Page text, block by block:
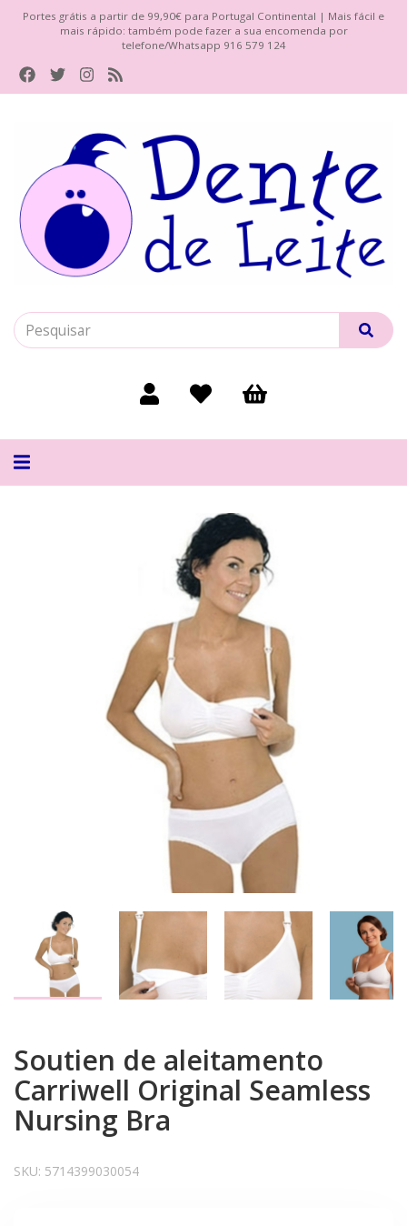
Portes grátis a partir de 99,90€ para Portugal Continental | Mais fácil e
mais rápido: também pode fazer a sua encomenda por
telefone/Whatsapp 916 579 124
Alternar
Soutien de aleitamento
Carriwell Original Seamless
Nursing Bra
SKU: 5714399030054